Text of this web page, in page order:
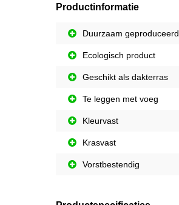
Productinformatie
Duurzaam geproduceerd
Ecologisch product
Geschikt als dakterras
Te leggen met voeg
Kleurvast
Krasvast
Vorstbestendig